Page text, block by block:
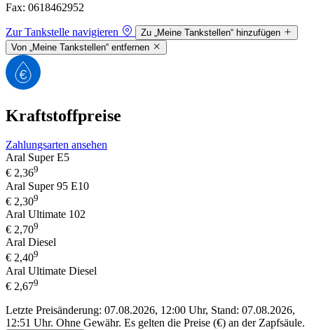
Fax: 0618462952
Zur Tankstelle navigieren
Zu „Meine Tankstellen“ hinzufügen
Von „Meine Tankstellen“ entfernen
Kraftstoffpreise
Zahlungsarten ansehen
Aral Super E5
€ 2,369
Aral Super 95 E10
€ 2,309
Aral Ultimate 102
€ 2,709
Aral Diesel
€ 2,409
Aral Ultimate Diesel
€ 2,679
Letzte Preisänderung: 07.08.2026, 12:00 Uhr, Stand: 07.08.2026,
12:51 Uhr. Ohne Gewähr. Es gelten die Preise (€) an der Zapfsäule.